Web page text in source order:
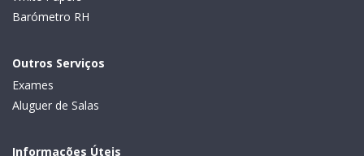
Barómetro RH
Outros Serviços
Exames
Aluguer de Salas
Informações Úteis